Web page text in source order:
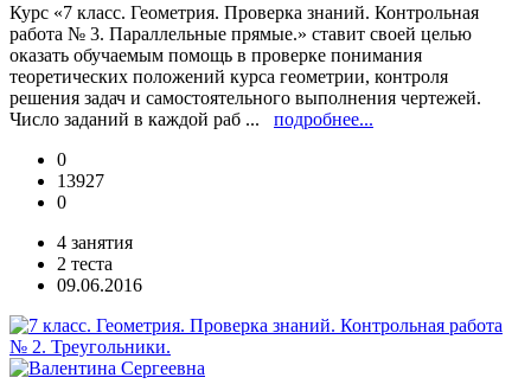
Курс «7 класс. Геометрия. Проверка знаний. Контрольная
работа № 3. Параллельные прямые.» ставит своей целью
оказать обучаемым помощь в проверке понимания
теоретических положений курса геометрии, контроля
решения задач и самостоятельного выполнения чертежей.
Число заданий в каждой раб ... подробнее...
0
13927
0
4 занятия
2 теста
09.06.2016